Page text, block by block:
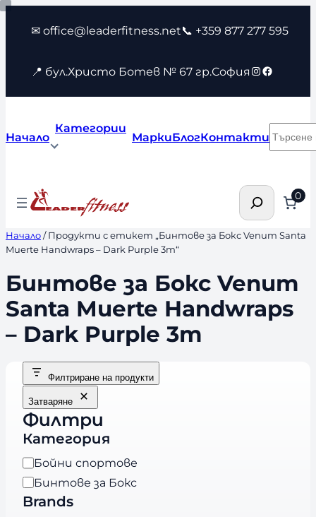
Към
съдържанието
✉ office@leaderfitness.net📞 +359 877 277 595
📍 бул.Христо Ботев № 67 гр.София Instagram
Facebook
Начало
Категории
МаркиБлогКонтакти
Търсене 0
Начало/ Продукти с етикет „Бинтове за Бокс Venum Santa
Muerte Handwraps – Dark Purple 3m“
Бинтове за Бокс Venum
Santa Muerte Handwraps
– Dark Purple 3m
Филтриране на продукти
Затваряне
Филтри
Категория
К
а
т
Бойни спортове
Бинтове за Бокс
Brands